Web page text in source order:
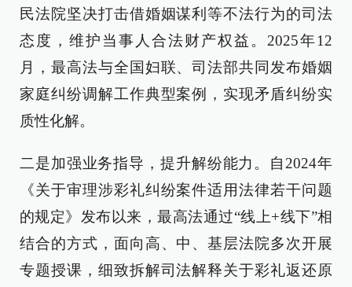
民法院坚决打击借婚姻谋利等不法行为的司法
态度，维护当事人合法财产权益。2025年12
月，最高法与全国妇联、司法部共同发布婚姻
家庭纠纷调解工作典型案例，实现矛盾纠纷实
质性化解。
二是加强业务指导，提升解纷能力。自2024年
《关于审理涉彩礼纠纷案件适用法律若干问题
的规定》发布以来，最高法通过“线上+线下”相
结合的方式，面向高、中、基层法院多次开展
专题授课，细致拆解司法解释关于彩礼返还原